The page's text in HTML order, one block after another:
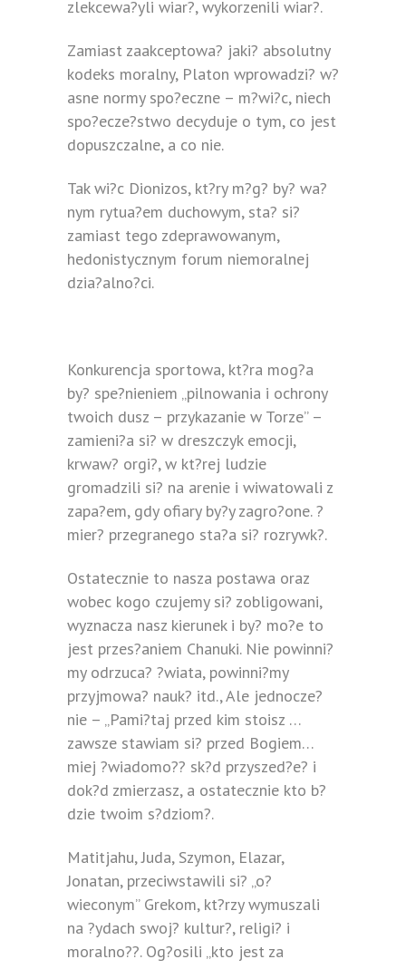
zlekcewa?yli wiar?, wykorzenili wiar?.
Zamiast zaakceptowa? jaki? absolutny
kodeks moralny, Platon wprowadzi? w?
asne normy spo?eczne – m?wi?c, niech
spo?ecze?stwo decyduje o tym, co jest
dopuszczalne, a co nie.
Tak wi?c Dionizos, kt?ry m?g? by? wa?
nym rytua?em duchowym, sta? si?
zamiast tego zdeprawowanym,
hedonistycznym forum niemoralnej
dzia?alno?ci.
Konkurencja sportowa, kt?ra mog?a
by? spe?nieniem „pilnowania i ochrony
twoich dusz – przykazanie w Torze” –
zamieni?a si? w dreszczyk emocji,
krwaw? orgi?, w kt?rej ludzie
gromadzili si? na arenie i wiwatowali z
zapa?em, gdy ofiary by?y zagro?one. ?
mier? przegranego sta?a si? rozrywk?.
Ostatecznie to nasza postawa oraz
wobec kogo czujemy si? zobligowani,
wyznacza nasz kierunek i by? mo?e to
jest przes?aniem Chanuki. Nie powinni?
my odrzuca? ?wiata, powinni?my
przyjmowa? nauk? itd., Ale jednocze?
nie – „Pami?taj przed kim stoisz …
zawsze stawiam si? przed Bogiem…
miej ?wiadomo?? sk?d przyszed?e? i
dok?d zmierzasz, a ostatecznie kto b?
dzie twoim s?dziom?.
Matitjahu, Juda, Szymon, Elazar,
Jonatan, przeciwstawili si? „o?
wieconym” Grekom, kt?rzy wymuszali
na ?ydach swoj? kultur?, religi? i
moralno??. Og?osili „kto jest za